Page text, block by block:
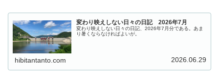
変わり映えしない日々の日記 2026年7月
変わり映えしない日々の日記、2026年7月分である。あま
り暑くならなければよいが。
hibitantanto.com 2026.06.29